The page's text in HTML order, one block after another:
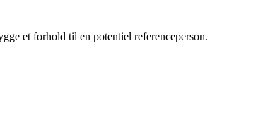
et forhold til en potentiel referenceperson.